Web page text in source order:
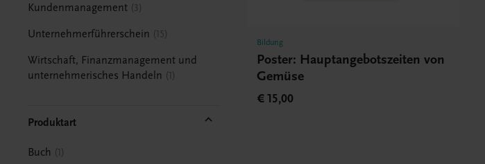
Kundenmanagement
3
Unternehmerführerschein 15
Wirtschaft, Finanzmanagement und
unternehmerisches Handeln
1
Produktart
Buch 1
Bildung
Poster: Hauptangebotszeiten von
Gemüse
€ 15,00